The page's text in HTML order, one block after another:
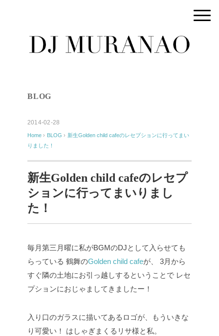
BLOG
2014-02-28
Home › BLOG › 新生Golden child cafeのレセプションに行ってまい
りました！
新生Golden child cafeのレセプ
ションに行ってまいりまし
た！
毎月第三月曜に私がBGMのDJとして入らせても
らっている 鶴舞のGolden child cafeが、
3月から
すぐ隣の土地にお引っ越しするということで レセ
プションにおじゃましてきましたー！
入り口のガラスに描いてあるロゴが、もういきな
り可愛い！
はしゃぎまくるリサ様と私。